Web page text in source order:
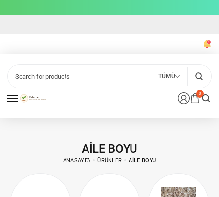
0
TÜMÜ
AILE BOYU
ANASAYFA ÜRÜNLER AILE BOYU